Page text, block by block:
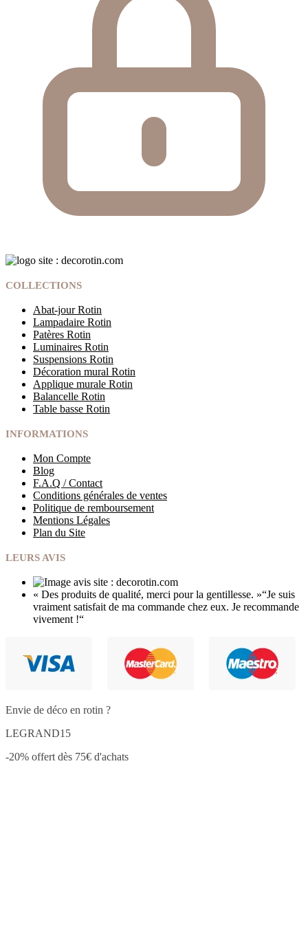
COLLECTIONS
Abat-jour Rotin
Lampadaire Rotin
Patères Rotin
Luminaires Rotin
Suspensions Rotin
Décoration mural Rotin
Applique murale Rotin
Balancelle Rotin
Table basse Rotin
INFORMATIONS
Mon Compte
Blog
F.A.Q / Contact
Conditions générales de ventes
Politique de remboursement
Mentions Légales
Plan du Site
LEURS AVIS
« Des produits de qualité, merci pour la gentillesse. »“Je suis
vraiment satisfait de ma commande chez eux. Je recommande
vivement !“
Envie de déco en rotin ?
LEGRAND15
-20% offert dès 75€ d'achats